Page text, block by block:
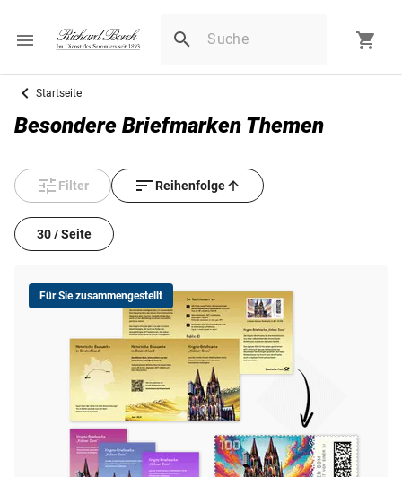
Startseite
Besondere Briefmarken Themen
Filter Reihenfolge
30 / Seite
Für Sie zusammengestellt